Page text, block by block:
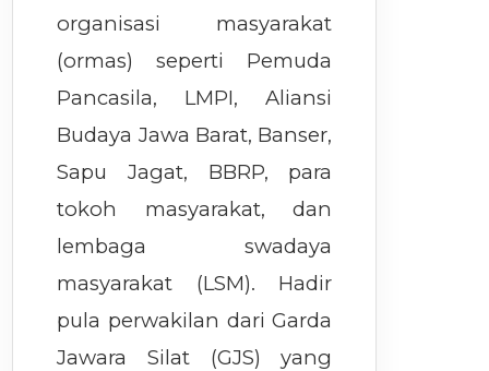
organisasi masyarakat
(ormas) seperti Pemuda
Pancasila, LMPI, Aliansi
Budaya Jawa Barat, Banser,
Sapu Jagat, BBRP, para
tokoh masyarakat, dan
lembaga swadaya
masyarakat (LSM). Hadir
pula perwakilan dari Garda
Jawara Silat (GJS) yang